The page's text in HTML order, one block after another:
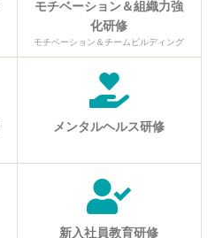
モチベーション＆組織力強
化研修
モチベーション＆チームビルディング
メンタルヘルス研修
新入社員教育研修